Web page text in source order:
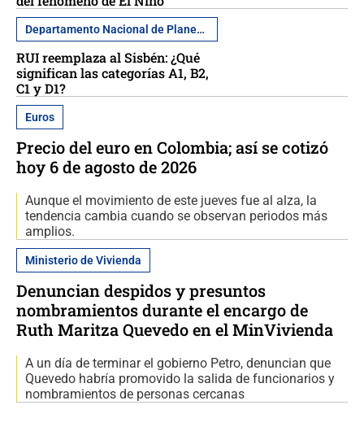
Departamento Nacional de Planeación
RUI reemplaza al Sisbén: ¿Qué
significan las categorías A1, B2,
C1 y D1?
Euros
Precio del euro en Colombia; así se cotizó
hoy 6 de agosto de 2026
Aunque el movimiento de este jueves fue al alza, la
tendencia cambia cuando se observan periodos más
amplios.
Ministerio de Vivienda
Denuncian despidos y presuntos
nombramientos durante el encargo de
Ruth Maritza Quevedo en el MinVivienda
A un día de terminar el gobierno Petro, denuncian que
Quevedo habría promovido la salida de funcionarios y
nombramientos de personas cercanas